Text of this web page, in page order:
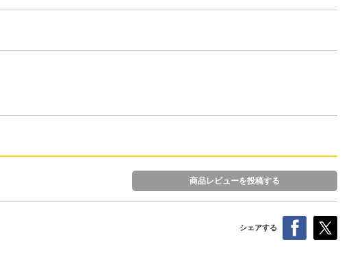
商品レビューを投稿する
シェアする